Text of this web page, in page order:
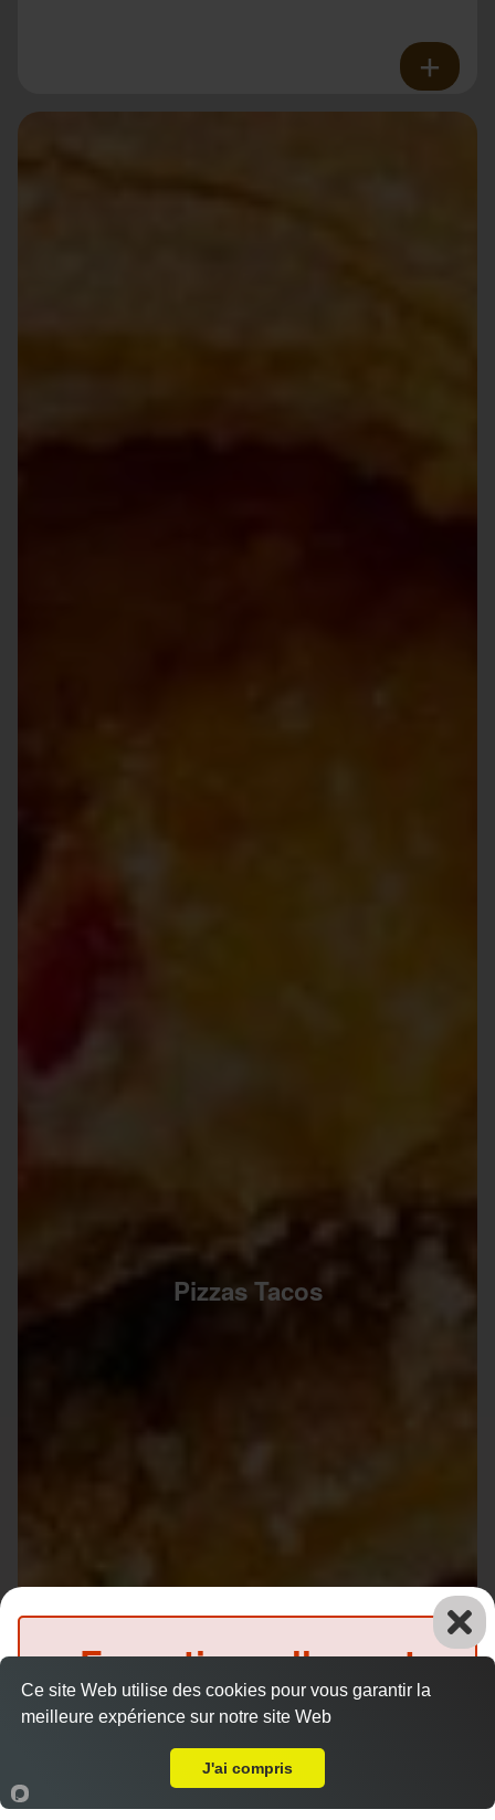
Pizzas Tacos
Accueil Panier Compte
Exceptionnellement
fermé
(Précommande possible)
Ce site Web utilise des cookies pour vous garantir la
meilleure expérience sur notre site Web
J'ai compris